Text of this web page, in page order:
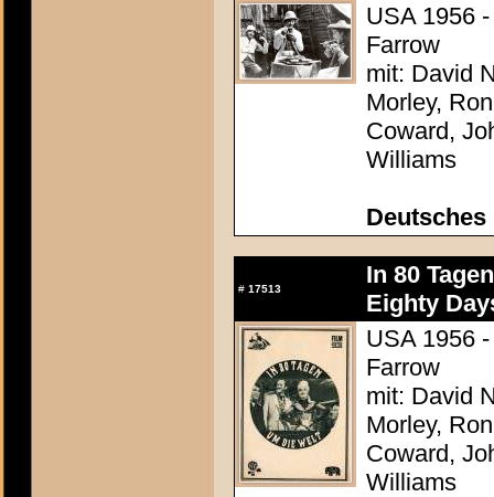
USA 1956
Farrow
mit: David
Morley,
Coward,
Williams
# 17513
In 80
Eighty
USA 1956
Farrow
mit: David
Morley,
Coward,
Williams